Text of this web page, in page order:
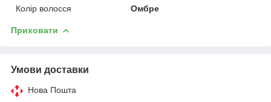
Колір волосся
Омбре
Приховати
Умови доставки
Нова Пошта